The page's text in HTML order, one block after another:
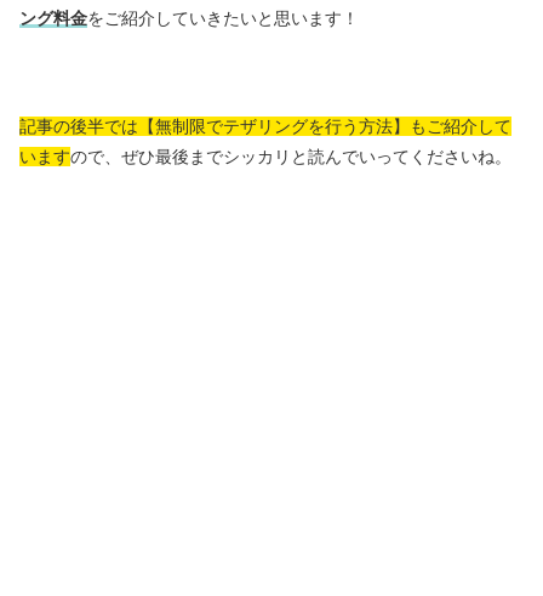
ング料金をご紹介していきたいと思います！
記事の後半では【無制限でテザリングを行う方法】もご紹介して
いますので、ぜひ最後までシッカリと読んでいってくださいね。